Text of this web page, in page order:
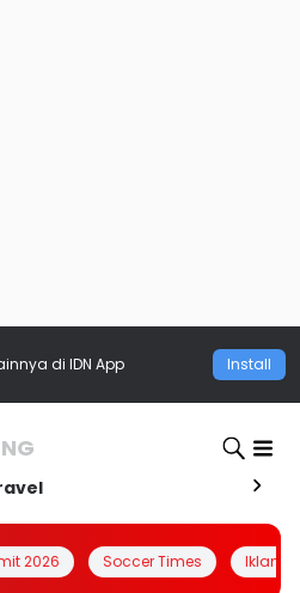
di IDN App Install
2026 Soccer Times Iklanin